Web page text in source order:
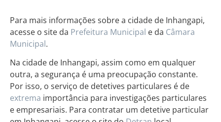
Para mais informações sobre a cidade de Inhangapi,
acesse o site da Prefeitura Municipal e da Câmara
Municipal.
Na cidade de Inhangapi, assim como em qualquer
outra, a segurança é uma preocupação constante.
Por isso, o serviço de detetives particulares é de
extrema importância para investigações particulares
e empresariais. Para contratar um detetive particular